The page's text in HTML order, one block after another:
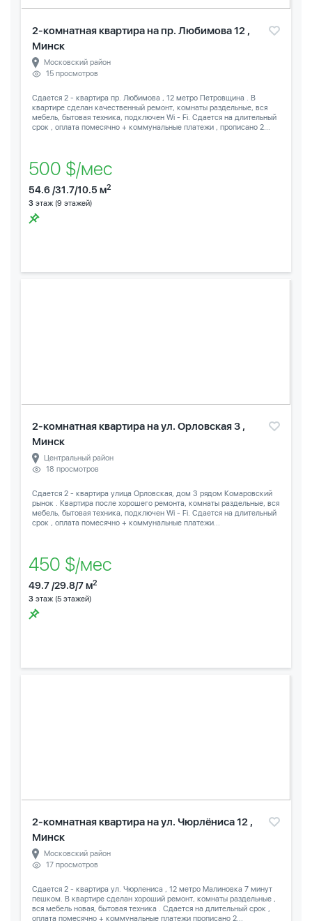
2-комнатная квартира на пр. Любимова 12 ,
Минск
Московский район
15 просмотров
Сдается 2 - квартира пр. Любимова , 12 метро Петровщина . В
квартире сделан качественный ремонт, комнаты раздельные, вся
мебель, бытовая техника, подключен Wi - Fi. Сдается на длительный
срок , оплата помесячно + коммунальные платежи , прописано 2...
500 $/мес
54.6 /31.7/10.5 м2
3 этаж (9 этажей)
2-комнатная квартира на ул. Орловская 3 ,
Минск
Центральный район
18 просмотров
Сдается 2 - квартира улица Орловская, дом 3 рядом Комаровский
рынок . Квартира после хорошего ремонта, комнаты раздельные, вся
мебель, бытовая техника, подключен Wi - Fi. Сдается на длительный
срок , оплата помесячно + коммунальные платежи...
450 $/мес
49.7 /29.8/7 м2
3 этаж (5 этажей)
2-комнатная квартира на ул. Чюрлёниса 12 ,
Минск
Московский район
17 просмотров
Сдается 2 - квартира ул. Чюрлениса , 12 метро Малиновка 7 минут
пешком. В квартире сделан хороший ремонт, комнаты раздельные ,
вся мебель новая, бытовая техника . Сдается на длительный срок ,
оплата помесячно + коммунальные платежи прописано 2...